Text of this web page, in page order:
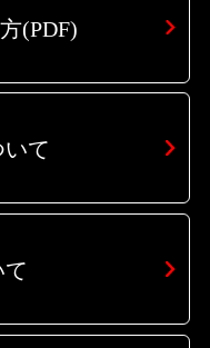
(PDF)
て